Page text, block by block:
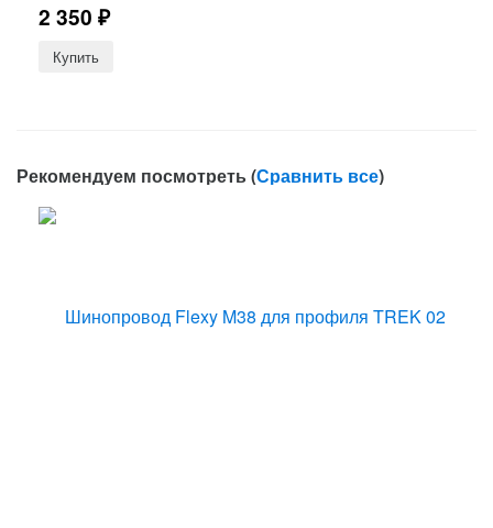
2 350 ₽
Рекомендуем посмотреть (Сравнить все)